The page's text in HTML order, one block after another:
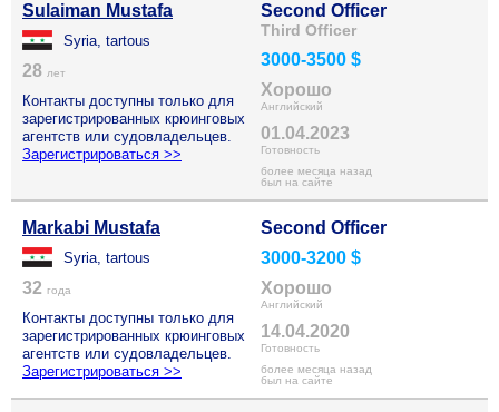
Sulaiman Mustafa
Syria, tartous
28 лет
Контакты доступны только для
зарегистрированных крюинговых
агентств или судовладельцев.
Зарегистрироваться >>
Second Officer
Third Officer
3000-3500 $
Хорошо
Английский
01.04.2023
Готовность
более месяца назад
был на сайте
Markabi Mustafa
Syria, tartous
32 года
Контакты доступны только для
зарегистрированных крюинговых
агентств или судовладельцев.
Зарегистрироваться >>
Second Officer
3000-3200 $
Хорошо
Английский
14.04.2020
Готовность
более месяца назад
был на сайте